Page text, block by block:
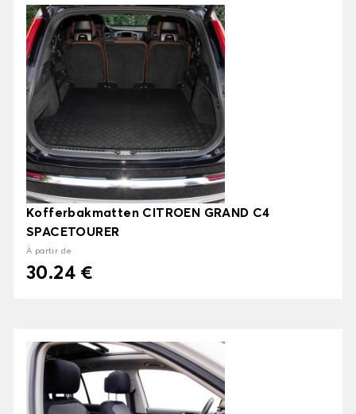
Kofferbakmatten CITROEN GRAND C4
SPACETOURER
À partir de
30.24 €